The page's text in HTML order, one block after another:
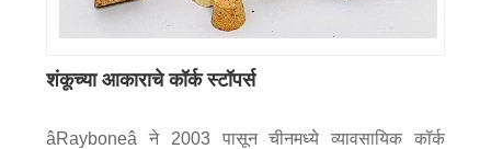
शंकूच्या आकाराचे कॉर्क स्टॉपर्स
âRayboneâ ने 2003 पासून चीनमध्ये व्यावसायिक कॉर्क